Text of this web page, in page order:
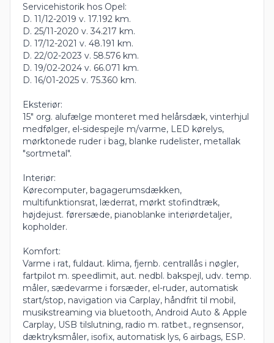
Servicehistorik hos Opel:
D. 11/12-2019 v. 17.192 km.
D. 25/11-2020 v. 34.217 km.
D. 17/12-2021 v. 48.191 km.
D. 22/02-2023 v. 58.576 km.
D. 19/02-2024 v. 66.071 km.
D. 16/01-2025 v. 75.360 km.
Eksteriør:
15" org. alufælge monteret med helårsdæk, vinterhjul
medfølger, el-sidespejle m/varme, LED kørelys,
mørktonede ruder i bag, blanke rudelister, metallak
"sortmetal".
Interiør:
Kørecomputer, bagagerumsdækken,
multifunktionsrat, læderrat, mørkt stofindtræk,
højdejust. førersæde, pianoblanke interiørdetaljer,
kopholder.
Komfort:
Varme i rat, fuldaut. klima, fjernb. centrallås i nøgler,
fartpilot m. speedlimit, aut. nedbl. bakspejl, udv. temp.
måler, sædevarme i forsæder, el-ruder, automatisk
start/stop, navigation via Carplay, håndfrit til mobil,
musikstreaming via bluetooth, Android Auto & Apple
Carplay, USB tilslutning, radio m. ratbet., regnsensor,
dæktryksmåler, isofix, automatisk lys, 6 airbags, ESP.